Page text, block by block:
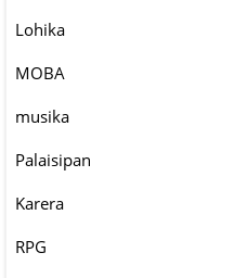
Lohika
MOBA
musika
Palaisipan
Karera
RPG